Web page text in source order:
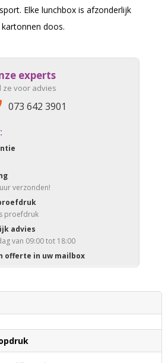
Elke lunchbox is afzonderlijk
doos.
experts
ze voor advies
073 642 3901
verzonden!
proefdruk
advies
van 09:00 tot 18:00
offerte in uw mailbox